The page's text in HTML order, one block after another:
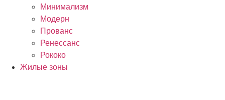
Минимализм
Модерн
Прованс
Ренессанс
Рококо
Жилые зоны